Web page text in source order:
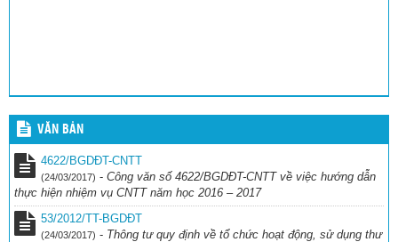
VĂN BẢN
4622/BGDĐT-CNTT
(24/03/2017) - Công văn số 4622/BGDĐT-CNTT về việc hướng dẫn
thực hiện nhiệm vụ CNTT năm học 2016 – 2017
53/2012/TT-BGDĐT
(24/03/2017) - Thông tư quy định về tổ chức hoạt động, sử dụng thư